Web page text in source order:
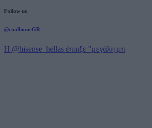
Follow us
@coolhomeGR
Η @hisense_hellas έπαιξε "μεγάλη μπ